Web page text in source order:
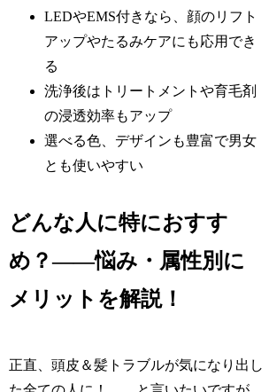
LEDやEMS付きなら、顔のリフト
アップやたるみケアにも応用でき
る
洗浄後はトリートメントや育毛剤
の浸透効率もアップ
選べる色、デザインも豊富で男女
とも使いやすい
どんな人に特におすす
め？——悩み・属性別に
メリットを解説！
正直、頭皮＆髪トラブルが気になり出し